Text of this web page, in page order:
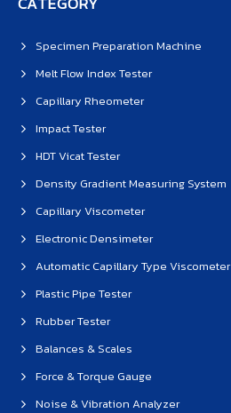
Specimen Preparation Machine
Melt Flow Index Tester
Capillary Rheometer
Impact Tester
HDT Vicat Tester
Density Gradient Measuring System
Capillary Viscometer
Electronic Densimeter
Automatic Capillary Type Viscometer
Plastic Pipe Tester
Rubber Tester
Balances & Scales
Force & Torque Gauge
Noise & Vibration Analyzer